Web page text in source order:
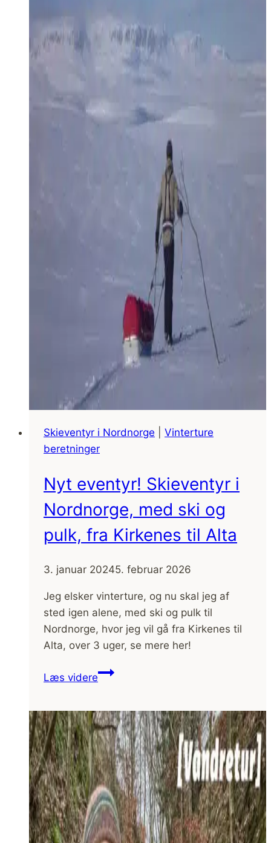
Skieventyr i Nordnorge
Vinterture
beretninger
Nyt eventyr! Skieventyr i
Nordnorge, med ski og
pulk, fra Kirkenes til Alta
3. januar 20245. februar 2026
Jeg elsker vinterture, og nu skal jeg af
sted igen alene, med ski og pulk til
Nordnorge, hvor jeg vil gå fra Kirkenes til
Alta, over 3 uger, se mere her!
Læs videreNyt
i
Nordnorge,
med
ski
og
pulk,
fra
Kirkenes